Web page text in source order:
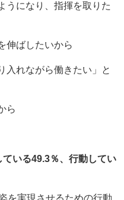
うになり、指揮を取りた
伸ばしたいから
入れながら働きたい」と
ら
いる49.3％、行動してい
を実現させるための行動